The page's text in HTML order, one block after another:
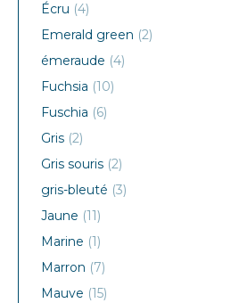
Écru (4)
Emerald green (2)
émeraude (4)
Fuchsia (10)
Fuschia (6)
Gris (2)
Gris souris (2)
gris-bleuté (3)
Jaune (11)
Marine (1)
Marron (7)
Mauve (15)